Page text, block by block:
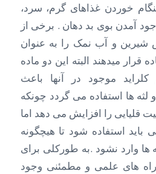
خوردن غذاهای گرم، سرد،
آمدن بوی بد دهان . برخی از
شیرین و آب نمک را به عنوان
قرار میدهند البته این دو ماده
موجود در آنها باعث
ها استفاده می گردد چونکه
قلیایی را افزایش می دهد اما
باید استفاده شود تا هیچگونه
ها وارد نشود .به طورکلی برای
های علمی و مطمئنی وجود